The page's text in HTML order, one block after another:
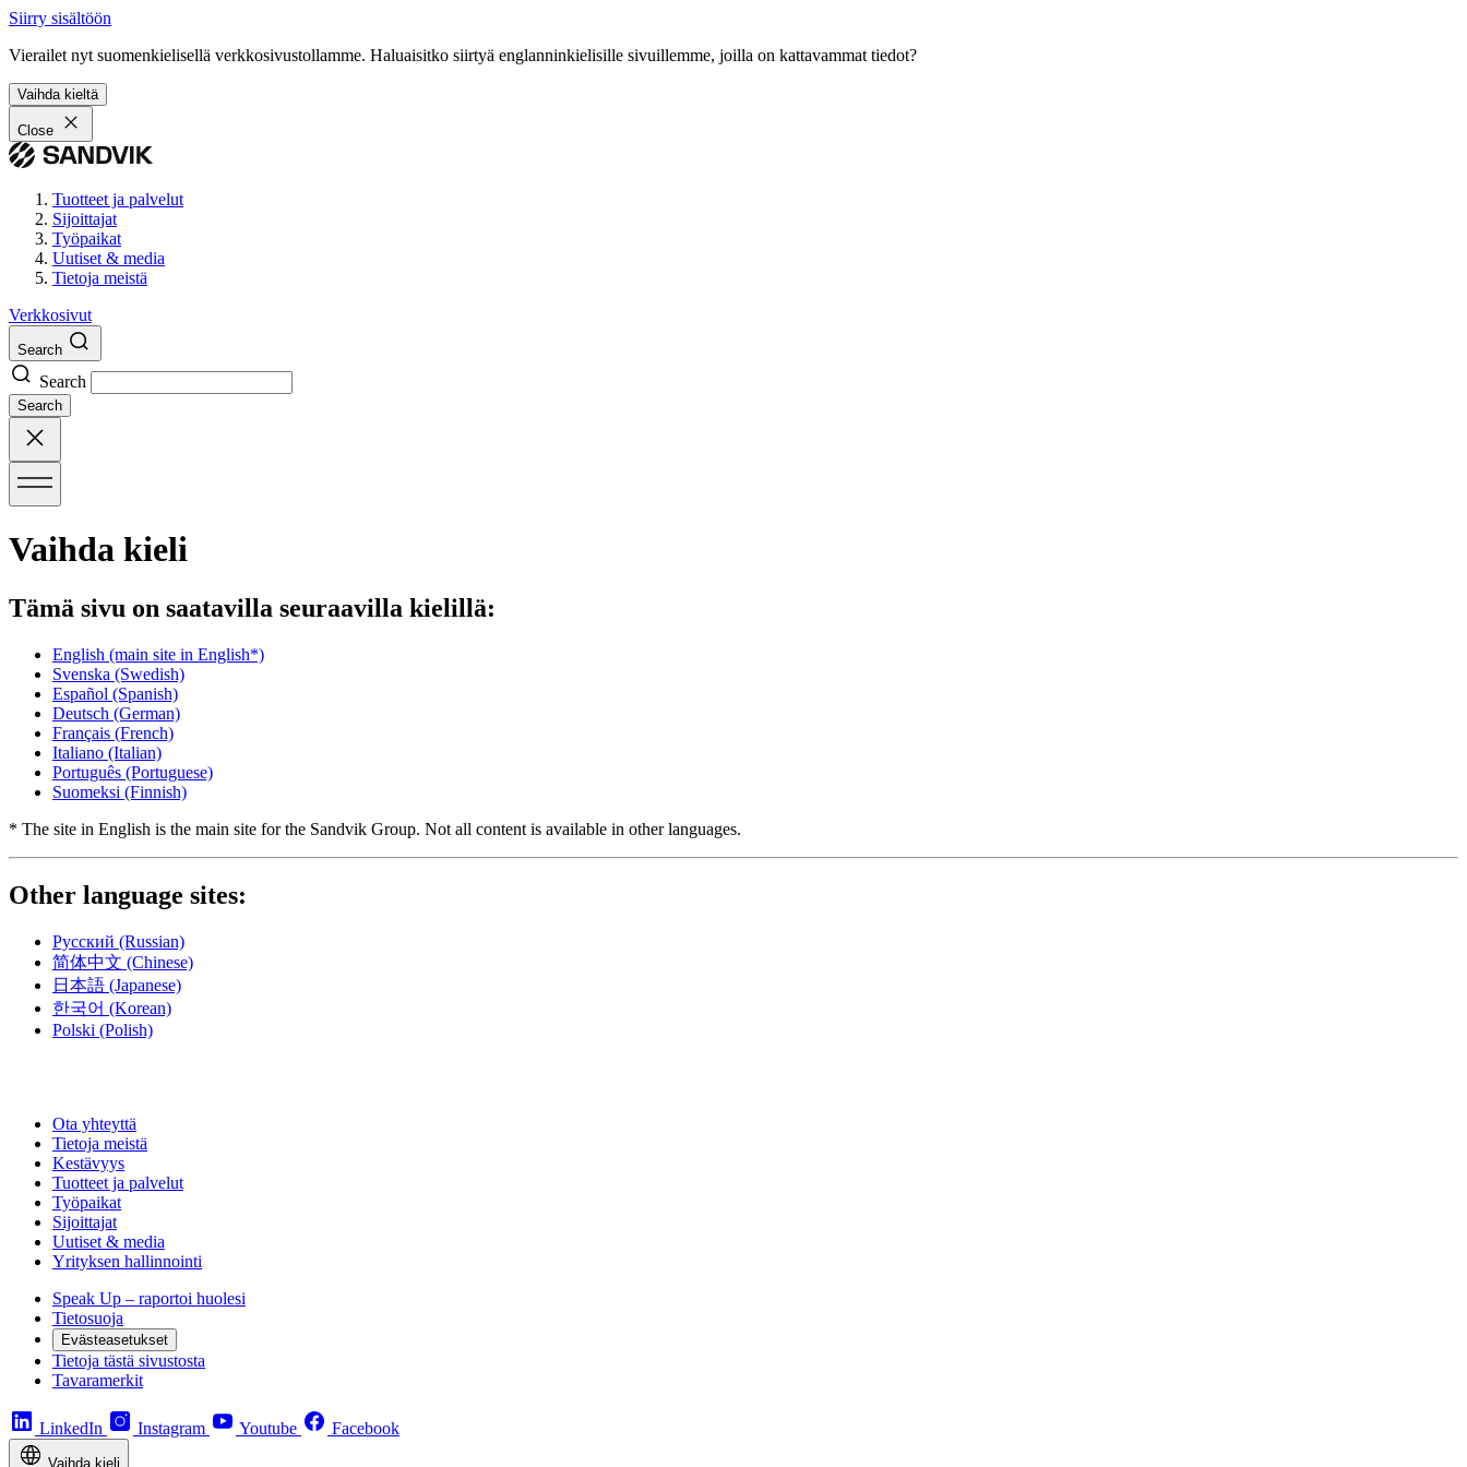
Siirry sisältöön
Vierailet nyt suomenkielisellä verkkosivustollamme. Haluaisitko siirtyä englanninkielisille sivuillemme, joilla on kattavammat tiedot?
Vaihda kieltä
Close
Tuotteet ja palvelut
Sijoittajat
Työpaikat
Uutiset & media
Tietoja meistä
Verkkosivut
Search
Search
Search
Vaihda kieli
Tämä sivu on saatavilla seuraavilla kielillä:
English (main site in English*)
Svenska (Swedish)
Español (Spanish)
Deutsch (German)
Français (French)
Italiano (Italian)
Português (Portuguese)
Suomeksi (Finnish)
* The site in English is the main site for the Sandvik Group. Not all content is available in other languages.
Other language sites:
Русский (Russian)
简体中文 (Chinese)
日本語 (Japanese)
한국어 (Korean)
Polski (Polish)
Ota yhteyttä
Tietoja meistä
Kestävyys
Tuotteet ja palvelut
Työpaikat
Sijoittajat
Uutiset & media
Yrityksen hallinnointi
Speak Up – raportoi huolesi
Tietosuoja
Evästeasetukset
Tietoja tästä sivustosta
Tavaramerkit
LinkedIn Instagram Youtube Facebook
Vaihda kieli